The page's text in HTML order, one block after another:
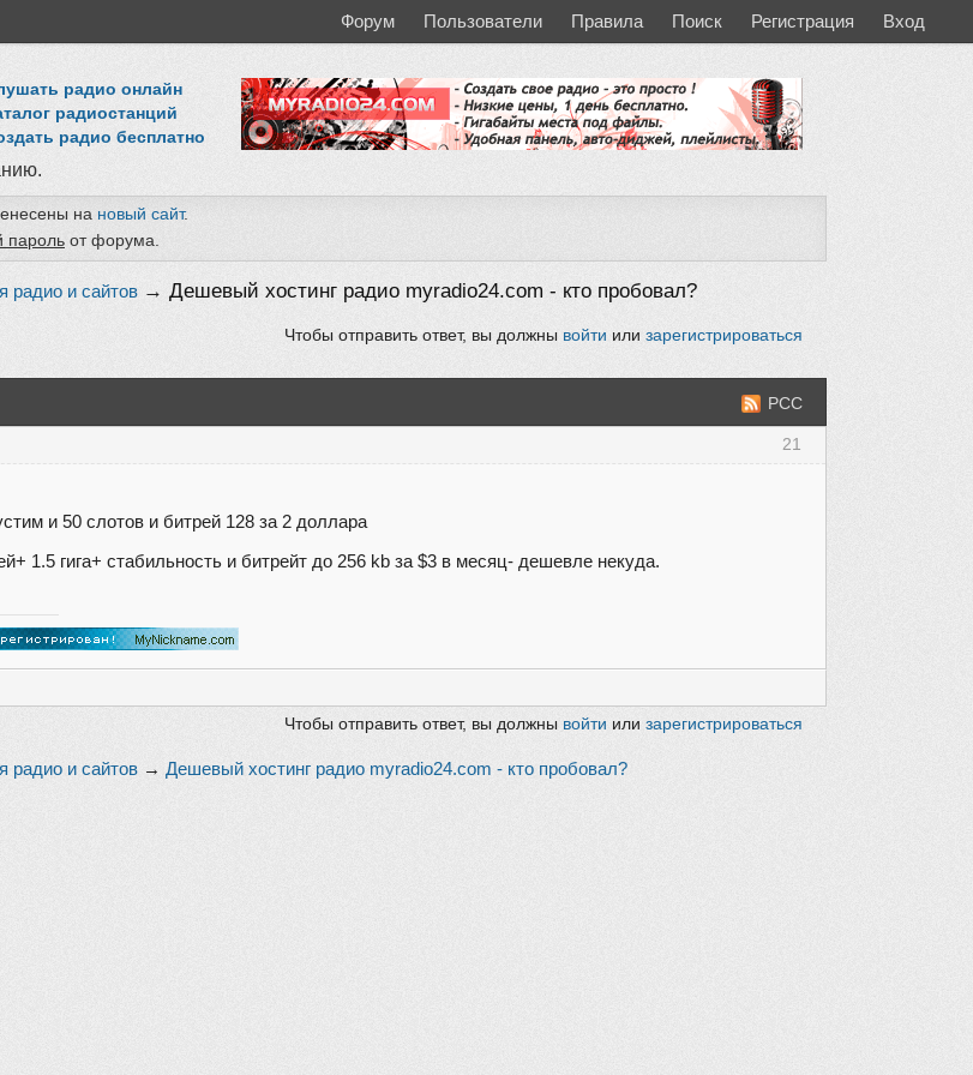
Форум Пользователи Правила Поиск Регистрация Вход
радио онлайн
радиостанций
радио бесплатно
на новый сайт.
пароль от форума.
радио и сайтов → Дешевый хостинг радио myradio24.com - кто пробовал?
Чтобы отправить ответ, вы должны войти или зарегистрироваться
РСС
21
и 50 слотов и битрей 128 за 2 доллара
1.5 гига+ стабильность и битрейт до 256 kb за $3 в месяц- дешевле некуда.
Чтобы отправить ответ, вы должны войти или зарегистрироваться
радио и сайтов → Дешевый хостинг радио myradio24.com - кто пробовал?